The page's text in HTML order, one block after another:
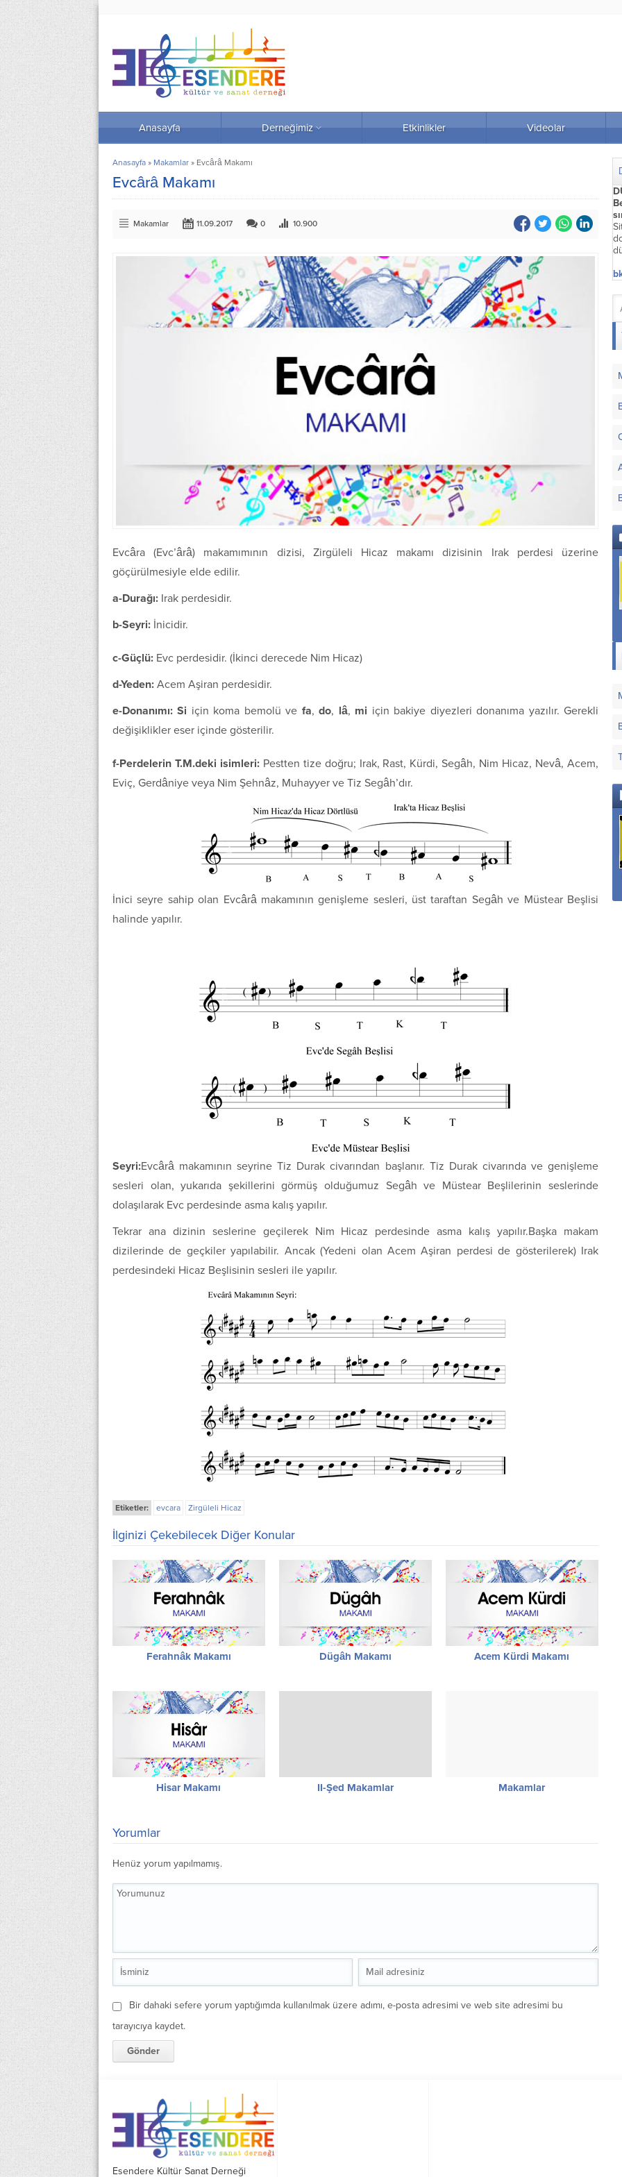
Anasayfa Derneğimiz Etkinlikler Videolar
Anasayfa » Makamlar » Evcârâ Makamı
Evcârâ Makamı
Makamlar 11.09.2017 0 10.900
Evcâra (Evc’ârâ) makamımının dizisi, Zirgüleli Hicaz makamı dizisinin Irak perdesi üzerine
göçürülmesiyle elde edilir.
a-Durağı: Irak perdesidir.
b-Seyri: İnicidir.
c-Güçlü: Evc perdesidir. (İkinci derecede Nim Hicaz)
d-Yeden: Acem Aşiran perdesidir.
e-Donanımı: Si için koma bemolü ve fa,do, lâ, mi için bakiye diyezleri donanıma yazılır. Gerekli
değişiklikler eser içinde gösterilir.
f-Perdelerin T.M.deki isimleri:Pestten tize doğru; Irak, Rast, Kürdi, Segâh, Nim Hicaz, Nevâ, Acem,
Eviç, Gerdâniye veya Nim Şehnâz, Muhayyer ve Tiz Segâh’dır.
İnici seyre sahip olan Evcârâ makamının genişleme sesleri, üst taraftan Segâh ve Müstear Beşlisi
halinde yapılır.
Seyri:Evcârâ makamının seyrine Tiz Durak civarından başlanır. Tiz Durak civarında ve genişleme
sesleri olan, yukarıda şekillerini görmüş olduğumuz Segâh ve Müstear Beşlilerinin seslerinde
dolaşılarak Evc perdesinde asma kalış yapılır.
Tekrar ana dizinin seslerine geçilerek Nim Hicaz perdesinde asma kalış yapılır.Başka makam
dizilerinde de geçkiler yapılabilir. Ancak (Yedeni olan Acem Aşiran perdesi de gösterilerek) Irak
perdesindeki Hicaz Beşlisinin sesleri ile yapılır.
Etiketler: evcara Zirgüleli Hicaz
İlginizi Çekebilecek Diğer Konular
Ferahnâk Makamı Dügâh Makamı Acem Kürdi Makamı
Hisar Makamı II-Şed Makamlar Makamlar
Yorumlar
Henüz yorum yapılmamış.
Bir dahaki sefere yorum yaptığımda kullanılmak üzere adımı, e-posta adresimi ve web site adresimi bu
tarayıcıya kaydet.
Sana Dün Bir
İstanbul
Sana Nerden Gönül
Esendere Kültür Sanat Derneği